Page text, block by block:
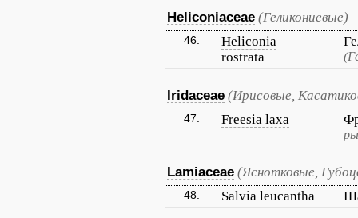
Heliconiaceae (Геликониевые)
46.
Heliconia
rostrata
Iridaceae (Ирисовые,
47. Freesia laxa
Lamiaceae (Яснотковые,
48. Salvia leucantha